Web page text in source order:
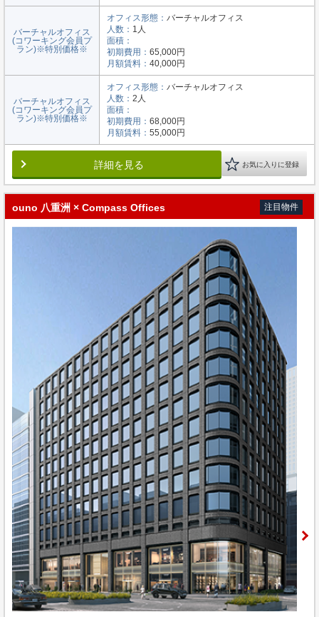
バーチャルオフィス
(コワーキング会員プ
ラン)※特別価格※
オフィス形態： バーチャルオフィス
人数： 1人
面積：
初期費用： 65,000円
月額賃料： 40,000円
バーチャルオフィス
(コワーキング会員プ
ラン)※特別価格※
オフィス形態： バーチャルオフィス
人数： 2人
面積：
初期費用： 68,000円
月額賃料： 55,000円
詳細を見る お気に入りに登録
ouno 八重洲 × Compass Offices 注目物件